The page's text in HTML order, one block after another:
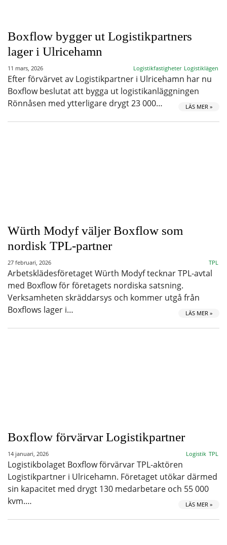
Boxflow bygger ut Logistikpartners
lager i Ulricehamn
11 mars, 2026 Logistikfastigheter Logistiklägen
Efter förvärvet av Logistikpartner i Ulricehamn har nu
Boxflow beslutat att bygga ut logistikanläggningen
Rönnåsen med ytterligare drygt 23 000…
LÄS MER »
Würth Modyf väljer Boxflow som
nordisk TPL-partner
27 februari, 2026 TPL
Arbetsklädesföretaget Würth Modyf tecknar TPL-avtal
med Boxflow för företagets nordiska satsning.
Verksamheten skräddarsys och kommer utgå från
Boxflows lager i…
LÄS MER »
Boxflow förvärvar Logistikpartner
14 januari, 2026 Logistik TPL
Logistikbolaget Boxflow förvärvar TPL-aktören
Logistikpartner i Ulricehamn. Företaget utökar därmed
sin kapacitet med drygt 130 medarbetare och 55 000
kvm.…
LÄS MER »